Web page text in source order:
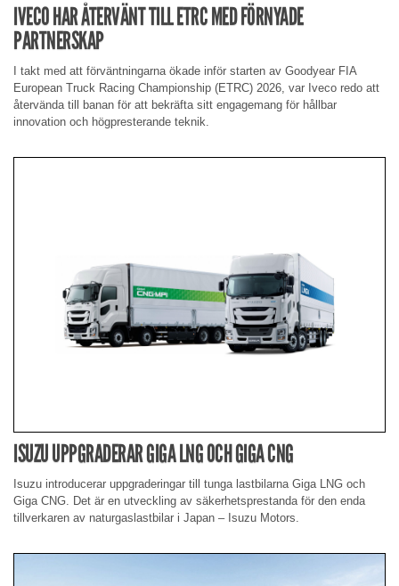
IVECO HAR ÅTERVÄNT TILL ETRC MED FÖRNYADE
PARTNERSKAP
I takt med att förväntningarna ökade inför starten av Goodyear FIA
European Truck Racing Championship (ETRC) 2026, var Iveco redo att
återvända till banan för att bekräfta sitt engagemang för hållbar
innovation och högpresterande teknik.
ISUZU UPPGRADERAR GIGA LNG OCH GIGA CNG
Isuzu introducerar uppgraderingar till tunga lastbilarna Giga LNG och
Giga CNG. Det är en utveckling av säkerhetsprestanda för den enda
tillverkaren av naturgaslastbilar i Japan – Isuzu Motors.